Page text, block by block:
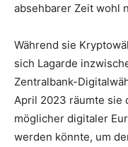
absehbarer Zeit wohl
Während sie
sich Lagarde
Zentralbank-
April 2023 räumte sie
möglicher digitaler
werden könnte, um